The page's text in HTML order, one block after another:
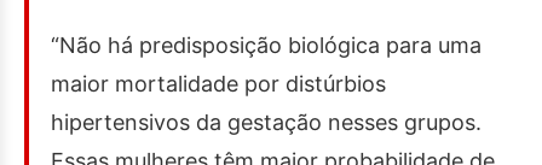
“Não há predisposição biológica para uma
maior mortalidade por distúrbios
hipertensivos da gestação nesses grupos.